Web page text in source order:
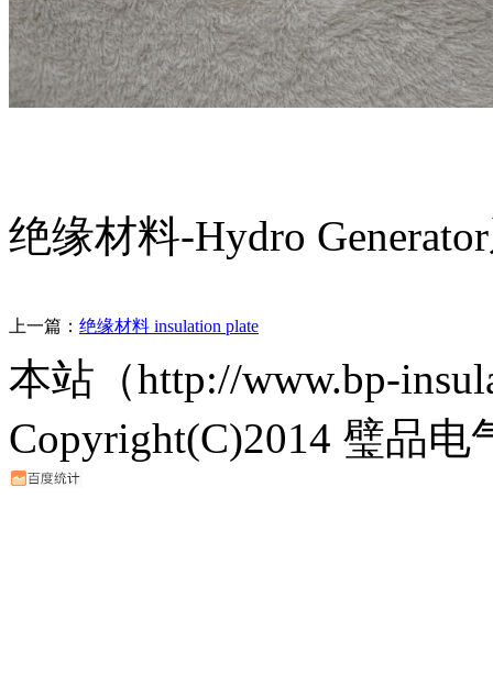
绝缘材料-Hydro
上一篇： 绝缘材料 insulation plate
本站（http://www.bp-
Copyright(C)2014 璧品